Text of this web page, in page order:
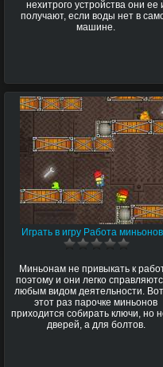
нехитрого устройства они ее
получают, если воды нет в
машине.
Играть в игру Работа
Миньонам не привыкать к
поэтому и они легко
любым видом деятельности.
этот раз парочке миньонов
приходится собирать ключи, но
дверей, а для болтов.